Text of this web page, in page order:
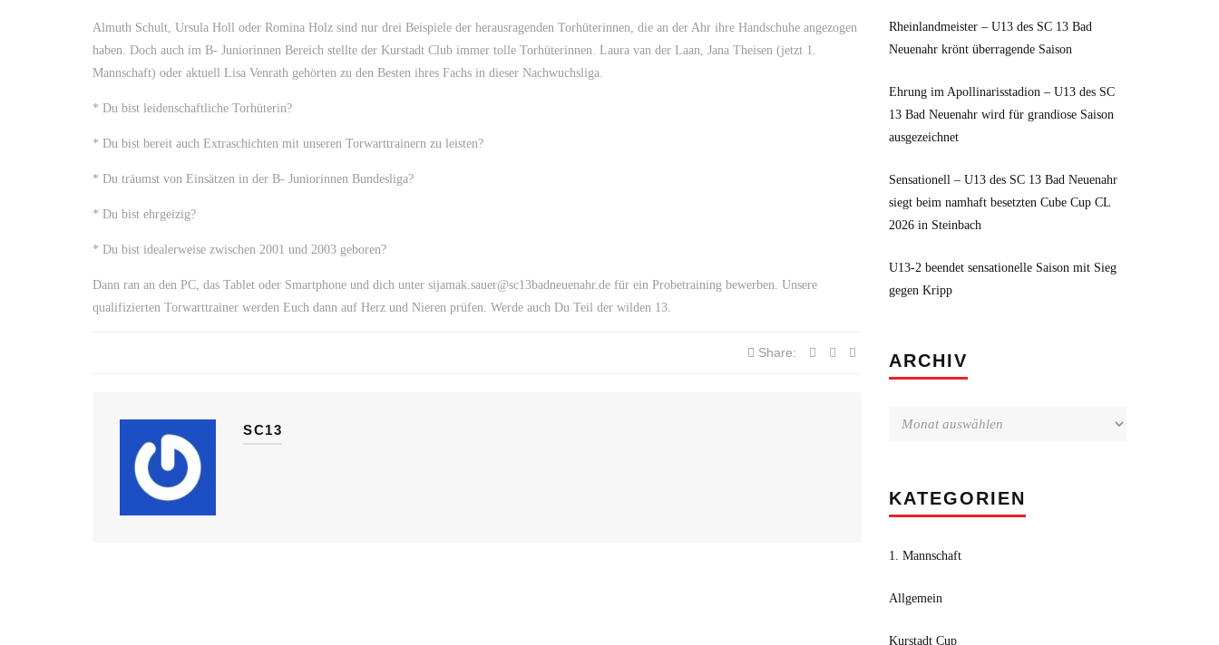
Almuth Schult, Ursula Holl oder Romina Holz sind nur drei Beispiele der herausragenden Torhüterinnen, die an der Ahr ihre Handschuhe angezogen
haben. Doch auch im B- Juniorinnen Bereich stellte der Kurstadt Club immer tolle Torhüterinnen. Laura van der Laan, Jana Theisen (jetzt 1.
Mannschaft) oder aktuell Lisa Venrath gehörten zu den Besten ihres Fachs in dieser Nachwuchsliga.
* Du bist leidenschaftliche Torhüterin?
* Du bist bereit auch Extraschichten mit unseren Torwarttrainern zu leisten?
* Du träumst von Einsätzen in der B- Juniorinnen Bundesliga?
* Du bist ehrgeizig?
* Du bist idealerweise zwischen 2001 und 2003 geboren?
Dann ran an den PC, das Tablet oder Smartphone und dich unter sijamak.sauer@sc13badneuenahr.de für ein Probetraining bewerben. Unsere
qualifizierten Torwarttrainer werden Euch dann auf Herz und Nieren prüfen. Werde auch Du Teil der wilden 13.
Share:
SC13
Rheinlandmeister – U13 des SC 13 Bad
Neuenahr krönt überragende Saison
Ehrung im Apollinarisstadion – U13 des SC
13 Bad Neuenahr wird für grandiose Saison
ausgezeichnet
Sensationell – U13 des SC 13 Bad Neuenahr
siegt beim namhaft besetzten Cube Cup CL
2026 in Steinbach
U13-2 beendet sensationelle Saison mit Sieg
gegen Kripp
ARCHIV
KATEGORIEN
1. Mannschaft
Allgemein
Kurstadt Cup